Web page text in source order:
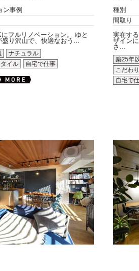
ン事例
フルリノベーション。 ゆと
盛り沢山で、快適なおう...
ナチュラル
タイル 自宅で仕事
種別
間取り
実在す
ザイン
さ...
築25年
こだわ
自宅で